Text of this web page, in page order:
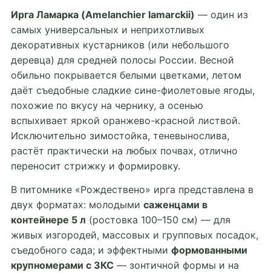
Ирга Ламарка (Amelanchier lamarckii) — один из
самых универсальных и неприхотливых
декоративных кустарников (или небольшого
деревца) для средней полосы России. Весной
обильно покрывается белыми цветками, летом
даёт съедобные сладкие сине-фиолетовые ягоды,
похожие по вкусу на чернику, а осенью
вспыхивает яркой оранжево-красной листвой.
Исключительно зимостойка, теневынослива,
растёт практически на любых почвах, отлично
переносит стрижку и формировку.
В питомнике «Рождествено» ирга представлена в
двух форматах: молодыми саженцами в
контейнере 5 л (ростовка 100–150 см) — для
живых изгородей, массовых и групповых посадок,
съедобного сада; и эффектными формованными
крупномерами с ЗКС — зонтичной формы и на